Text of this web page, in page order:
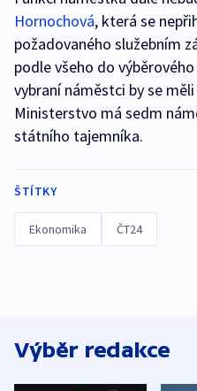
Hornochová, která se
požadovaného služebním
podle všeho do
vybraní náměstci by se
Ministerstvo má sedm
státního tajemníka.
ŠTÍTKY
Ekonomika ČT24
Výběr redakce